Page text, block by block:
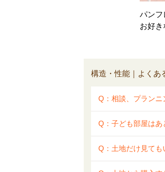
パンフ
お好
構造・性能｜よくあ
Q：相談、プランニ
Q：子ども部屋はあ
Q：土地だけ見ても